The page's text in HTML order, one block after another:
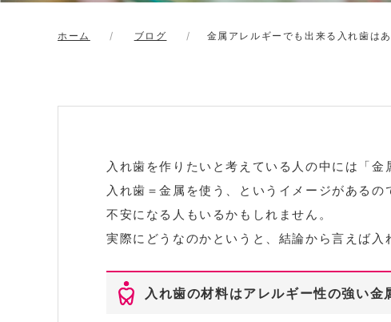
ホーム ブログ 金属アレルギーでも出来る入れ歯は
入れ歯を作りたいと考えている人の中には「
入れ歯＝金属を使う、というイメージがある
不安になる人もいるかもしれません。
実際にどうなのかというと、結論から言えば入
入れ歯の材料はアレルギー性の強い金